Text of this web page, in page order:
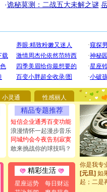
·诡秘莫测：二战五大未解之谜
小灵通 性感丽人
精品专题推荐
短信企业通秀百变功能
浪漫情怀一起漫步音乐
同城约会今夜告别寂寞
敢来挑战你的球技吗？
精彩生活
星座运势
每日财运
[圣诞节]
要平安！
[圣诞节]
能正大光
都要快乐
[圣诞节]
如意,快
[元旦]看
断电。爱
你是我专
[元旦]如
起；二是
离。水晶